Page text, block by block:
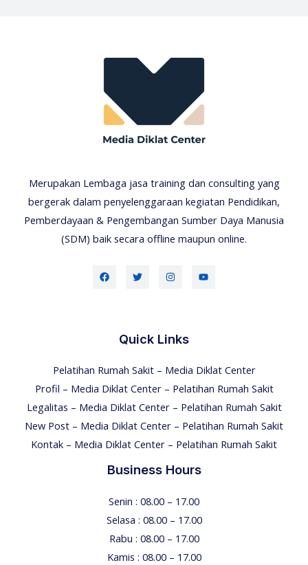
Merupakan Lembaga jasa training dan consulting yang
bergerak dalam penyelenggaraan kegiatan Pendidikan,
Pemberdayaan & Pengembangan Sumber Daya Manusia
(SDM) baik secara offline maupun online.
Quick Links
Pelatihan Rumah Sakit – Media Diklat Center
Profil – Media Diklat Center – Pelatihan Rumah Sakit
Legalitas – Media Diklat Center – Pelatihan Rumah Sakit
New Post – Media Diklat Center – Pelatihan Rumah Sakit
Kontak – Media Diklat Center – Pelatihan Rumah Sakit
Business Hours
Senin : 08.00 – 17.00
Selasa : 08.00 – 17.00
Rabu : 08.00 – 17.00
Kamis : 08.00 – 17.00